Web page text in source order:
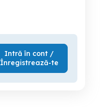
Intră în cont /
Înregistrează-te